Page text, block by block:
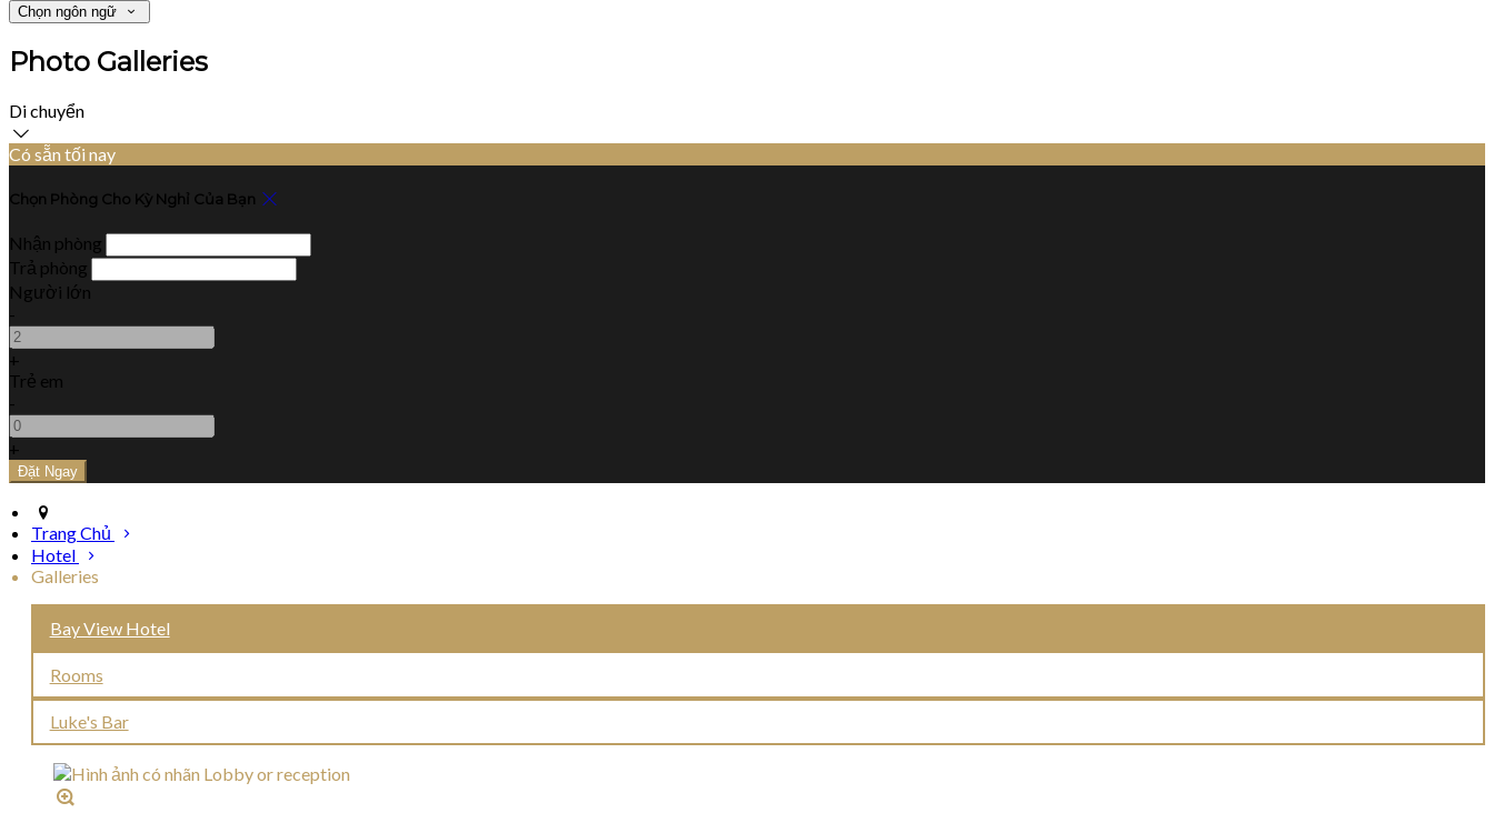
Chọn ngôn ngữ
Photo Galleries
Di chuyển
Có sẵn tối nay
Chọn Phòng Cho Kỳ Nghỉ Của Bạn
Nhận phòng
Trả phòng
Người lớn
-
+
Trẻ em
-
+
Trang Chủ
Hotel
Galleries
Bay View Hotel
Rooms
Luke's Bar